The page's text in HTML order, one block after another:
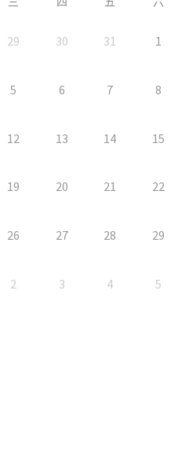
29 30 31 1
5 6 7 8
12 13 14 15
19 20 21 22
26 27 28 29
2 3 4 5